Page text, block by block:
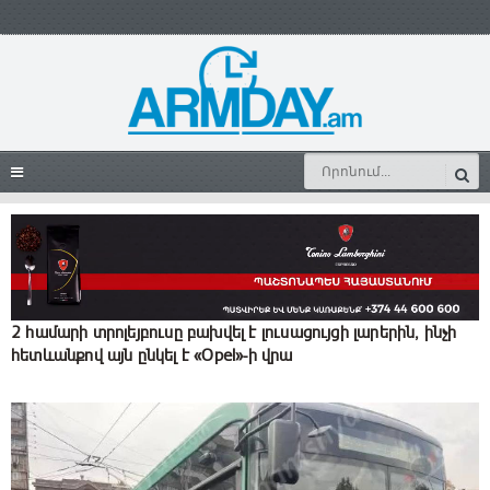
2 համարի տրոլեյբուսը բախվել է լուսացույցի լարերին, ինչի
հետևանքով այն ընկել է «Opel»-ի վրա